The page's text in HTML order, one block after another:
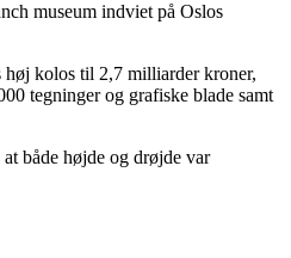
museum indviet på Oslos
høj kolos til 2,7 milliarder kroner,
tegninger og grafiske blade samt
både højde og drøjde var